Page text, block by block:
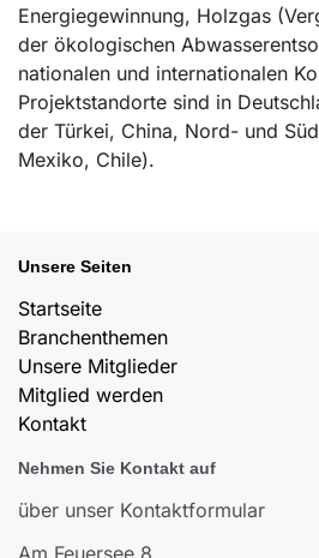
Energiegewinnung, Holzgas
der ökologischen
nationalen und internationalen
Projektstandorte sind in
der Türkei, China, Nord- und
Mexiko, Chile).
Unsere Seiten
Startseite
Branchenthemen
Unsere Mitglieder
Mitglied werden
Kontakt
Nehmen Sie Kontakt auf
über unser Kontaktformular
Am Feuersee 8